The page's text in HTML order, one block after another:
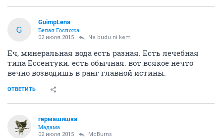
G
GuimpLena
Белая Госпожа
02 июля 2015 Ne budu ni kem
Еч, минеральная вода есть разная. Есть лечебная
типа Ессентуки. есть обычная. вот всякое нечто
вечно возводишь в ранг главной истины.
ОТВЕТИТЬ
гермашишка
Мадама
02 июля 2015 McBurns